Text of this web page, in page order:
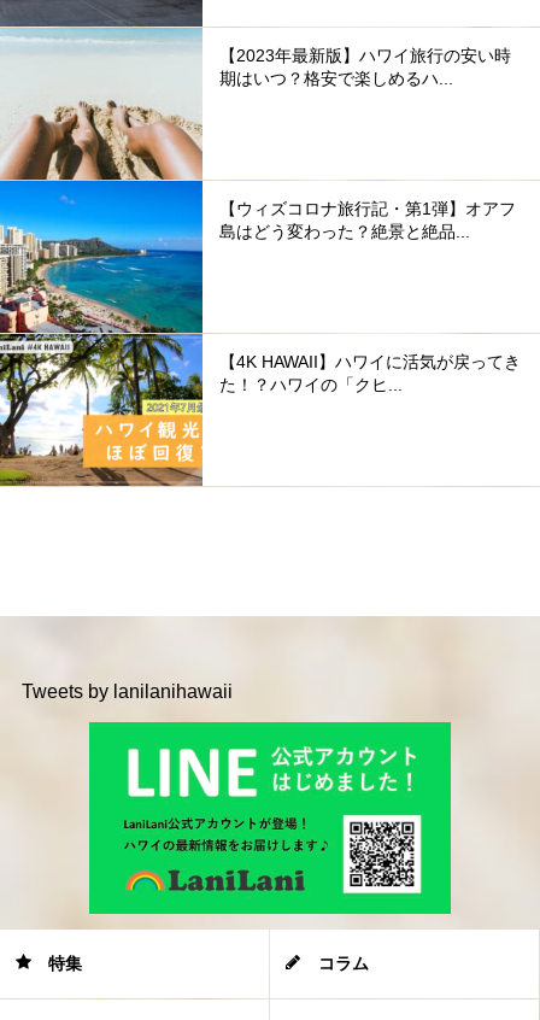
【2023年最新版】ハワイ旅行の安い時
期はいつ？格安で楽しめるハ...
【ウィズコロナ旅行記・第1弾】オアフ
島はどう変わった？絶景と絶品...
【4K HAWAII】ハワイに活気が戻ってき
た！？ハワイの「クヒ...
Tweets by lanilanihawaii
特集 コラム